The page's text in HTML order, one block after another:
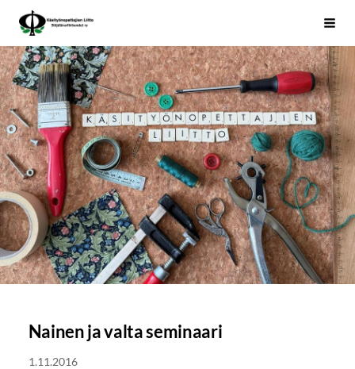
Siirry
sivun
sisältöön
Käsityönopettajien Liitto
Nainen ja valta seminaari
1.11.2016